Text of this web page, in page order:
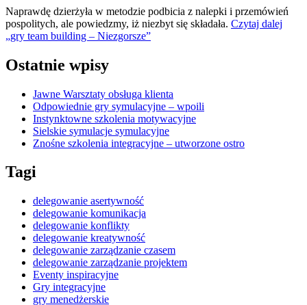
Naprawdę dzierżyła w metodzie podbicia z nalepki i przemówień
pospolitych, ale powiedzmy, iż niezbyt się składała. Czytaj dalej
„gry team building – Niezgorsze”
Ostatnie wpisy
Jawne Warsztaty obsługa klienta
Odpowiednie gry symulacyjne – wpoili
Instynktowne szkolenia motywacyjne
Sielskie symulacje symulacyjne
Znośne szkolenia integracyjne – utworzone ostro
Tagi
delegowanie asertywność
delegowanie komunikacja
delegowanie konflikty
delegowanie kreatywność
delegowanie zarządzanie czasem
delegowanie zarządzanie projektem
Eventy inspiracyjne
Gry integracyjne
gry menedżerskie